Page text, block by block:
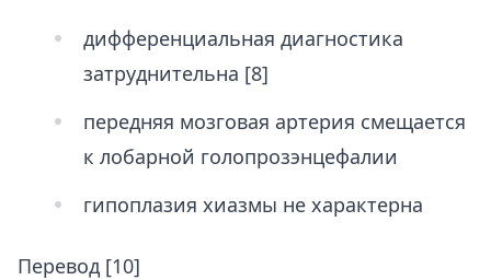
дифференциальная диагностика
затруднительна [8]
передняя мозговая артерия смещается
к лобарной голопрозэнцефалии
гипоплазия хиазмы не характерна​
Перевод [10]